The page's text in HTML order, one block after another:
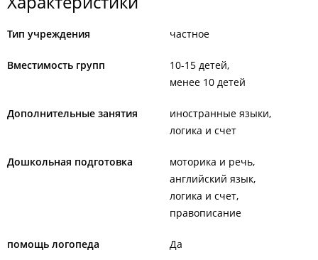
Тип учреждения частное
Вместимость групп
10-15 детей
менее 10 детей
Дополнительные занятия
иностранные языки
логика и счет
Дошкольная подготовка
моторика и речь
английский язык
логика и счет
правописание
помощь логопеда Да